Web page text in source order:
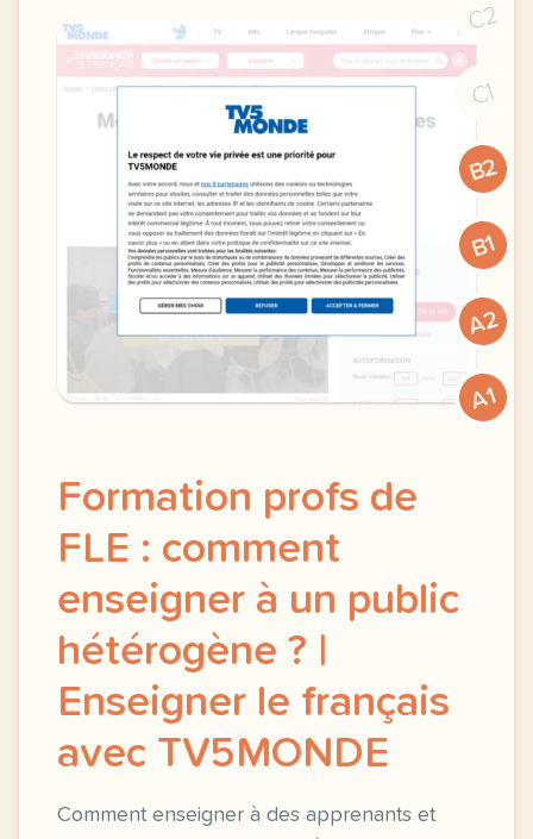
C2
C1
B2
B1
A2
A1
Formation profs de
FLE : comment
enseigner à un public
hétérogène ? |
Enseigner le français
avec TV5MONDE
Comment enseigner à des apprenants et